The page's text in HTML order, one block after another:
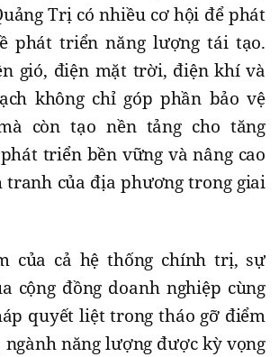
Trị có nhiều cơ hội để phát
phát triển năng lượng tái tạo.
gió, điện mặt trời, điện khí và
không chỉ góp phần bảo vệ
còn tạo nền tảng cho tăng
triển bền vững và nâng cao
tranh của địa phương trong giai
của cả hệ thống chính trị, sự
cộng đồng doanh nghiệp cùng
quyết liệt trong tháo gỡ điểm
năng lượng được kỳ vọng